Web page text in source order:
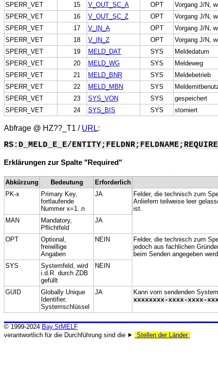
SPERR_VET
15 V_OUT_SC_A OPT
Vorgang J/N,
SPERR_VET
16 V_OUT_SC_Z OPT
Vorgang J/N,
SPERR_VET
17 V_IN_A OPT
Vorgang J/N,
SPERR_VET
18 V_IN_Z OPT
Vorgang J/N,
SPERR_VET
19 MELD_DAT SYS
Meldedatum
SPERR_VET
20 MELD_WG SYS
Meldeweg
SPERR_VET
21 MELD_BNR SYS
Meldebetrieb
SPERR_VET
22 MELD_MBN SYS
SPERR_VET
23 SYS_VON SYS
gespeichert
SPERR_VET
24 SYS_BIS SYS storniert
Abfrage @ HZ??_T1 / URL:
RS:D_MELD_E_E/
Erklärungen zur Spalte "Required"
Abkürzung Bedeutung
Erforderlich
PK-x
Primary Key,
fortlaufende
Nummer x=1..n
JA
Felder, die technisch zum
Anliefern teilweise leer
ist.
MAN
Mandatory,
Pflichtfeld
JA
OPT
Optional,
freiwillige
Angaben
NEIN
Felder, die technisch zum
jedoch aus fachlichen
beim Senden angegeben
SYS
Systemfeld, wird
i.d.R. durch ZDB
gefüllt
NEIN
GUID
Globally Unique
Identifier,
Systemschlüssel
JA
Kann vom sendenden
xxxxxxxx-xxxx-xxxx-
© 1999-2024 Bay.StMELF
verantwortlich für die Durchführung sind die ⯈
Stellen der Länder